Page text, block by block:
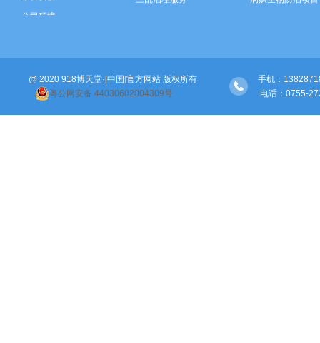
公司环境
河道保洁
绿化管养
智慧环卫建设
河道保洁项目
绿化管养项目
@ 2020 918博天堂·[中国]官方网站 版权所有
粤公网安备 44030602004309号
手机：
 电话：